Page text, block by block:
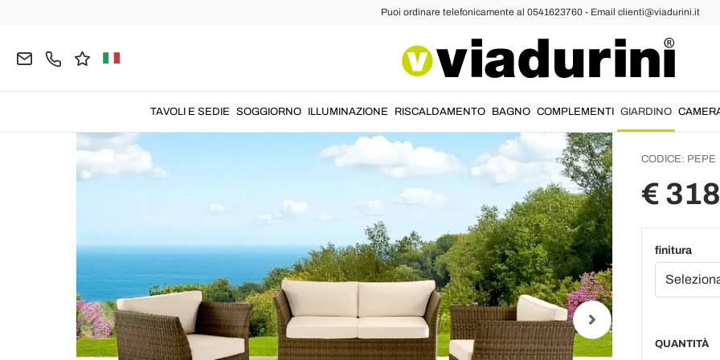
Puoi ordinare telefonicamente al 0541623760 - Email clienti@viadurini.it
TAVOLI E SEDIE SOGGIORNO ILLUMINAZIONE RISCALDAMENTO BAGNO COMPLEMENTI GIARDINO
CODICE: PEPE
€
finitura
QUANTITÀ